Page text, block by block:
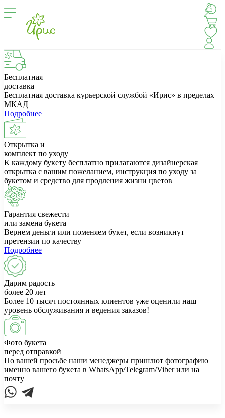
Бесплатная
доставка
Бесплатная доставка курьерской службой «Ирис» в пределах
МКАД
Подробнее
Открытка и
комплект по уходу
К каждому букету бесплатно прилагаются дизайнерская
открытка с вашим пожеланием, инструкция по уходу за
букетом и средство для продления жизни цветов
Гарантия свежести
или замена букета
Вернем деньги или поменяем букет, если возникнут
претензии по качеству
Подробнее
Дарим радость
более 20 лет
Более 10 тысяч постоянных клиентов уже оценили наш
уровень обслуживания и ведения заказов!
Фото букета
перед отправкой
По вашей просьбе наши менеджеры пришлют фотографию
именно вашего букета в WhatsApp/Telegram/Viber или на
почту